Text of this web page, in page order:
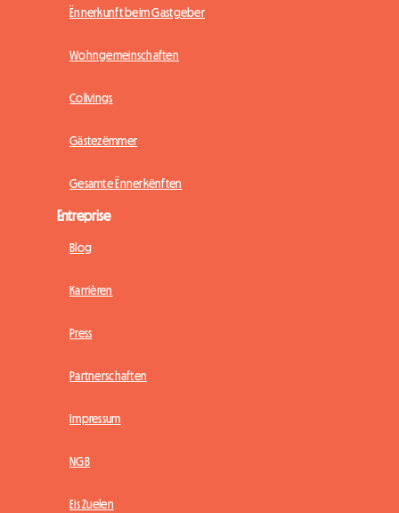
Ënnerkunft beim Gastgeber
Wohngemeinschaften
Colivings
Gästezëmmer
Gesamte Ënnerkënften
Entreprise
Blog
Karrièren
Press
Partnerschaften
Impressum
NGB
Eis Zuelen